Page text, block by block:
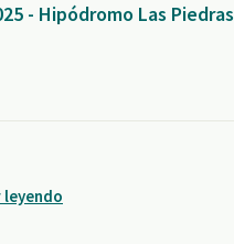
- Hipódromo Las Piedras
leyendo